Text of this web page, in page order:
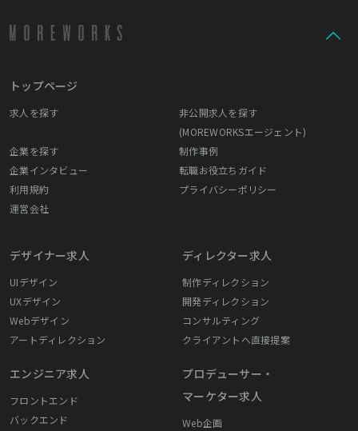
トップページ
求人を探す
非公開求人を探す
(MOREWORKSエージェント)
企業を探す
制作事例
企業インタビュー
転職お役立ちガイド
利用規約
プライバシーポリシー
運営会社
デザイナー求人
UIデザイン
UXデザイン
Webデザイン
アートディレクション
エンジニア求人
フロントエンド
バックエンド
ディレクター求人
制作ディレクション
開発ディレクション
コンサルティング
クライアントへ直接提案
プロデューサー・
マーケター求人
Web企画